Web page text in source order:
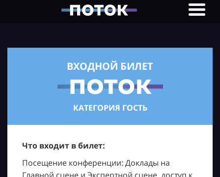
ВХОДНОЙ БИЛЕТ
КАТЕГОРИЯ ГОСТЬ
Что входит в билет:
Посещение конференции: Доклады на